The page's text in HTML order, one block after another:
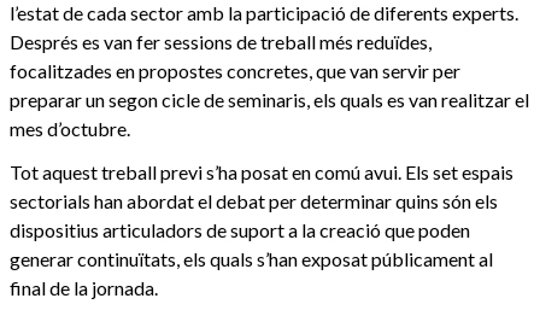
l’estat de cada sector amb la participació de diferents experts.
Després es van fer sessions de treball més reduïdes,
focalitzades en propostes concretes, que van servir per
preparar un segon cicle de seminaris, els quals es van realitzar el
mes d’octubre.
Tot aquest treball previ s’ha posat en comú avui. Els set espais
sectorials han abordat el debat per determinar quins són els
dispositius articuladors de suport a la creació que poden
generar continuïtats, els quals s’han exposat públicament al
final de la jornada.